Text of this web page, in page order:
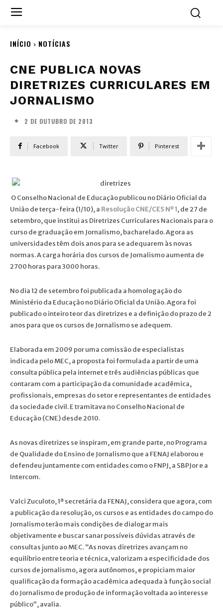
INÍCIO NOTÍCIAS
CNE PUBLICA NOVAS
DIRETRIZES CURRICULARES EM
JORNALISMO
2 DE OUTUBRO DE 2013
Facebook Twitter Pinterest
O Conselho Nacional de Educação publicou no Diário Oficial da
União de terça-feira (1/10), a Resolução CNE/CES Nº 1, de 27 de
setembro, que institui as Diretrizes Curriculares Nacionais para o
curso de graduação em Jornalismo, bacharelado. Agora as
universidades têm dois anos para se adequarem às novas
normas. A carga horária dos cursos de Jornalismo aumenta de
2700 horas para 3000 horas.
No dia 12 de setembro foi publicada a homologação do
Ministério da Educação no Diário Oficial da União. Agora foi
publicado o inteiro teor das diretrizes e a definição do prazo de 2
anos para que os cursos de Jornalismo se adequem.
Elaborada em 2009 por uma comissão de especialistas
indicada pelo MEC, a proposta foi formulada a partir de uma
consulta pública pela internet e três audiências públicas que
contaram com a participação da comunidade acadêmica,
profissionais, empresas do setor e representantes de entidades
da sociedade civil. E tramitava no Conselho Nacional de
Educação (CNE) desde 2010.
As novas diretrizes se inspiram, em grande parte, no Programa
de Qualidade do Ensino de Jornalismo que a FENAJ elaborou e
defendeu juntamente com entidades como o FNPJ, a SBPJor e a
Intercom.
Valci Zuculoto, 1ª secretária da FENAJ, considera que agora, com
a publicação da resolução, os cursos e as entidades do campo do
Jornalismo terão mais condições de dialogar mais
objetivamente e buscar sanar possíveis dúvidas através de
consultas junto ao MEC. “As novas diretrizes avançam no
equilíbrio entre teoria e técnica, valorizam a especificidade dos
cursos de jornalismo, agora autônomos, e propiciam maior
qualificação da formação acadêmica adequada à função social
do Jornalismo de produção de informação voltada ao interesse
público”, avalia.